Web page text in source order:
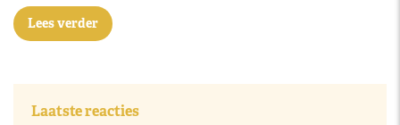
Lees verder
Laatste reacties